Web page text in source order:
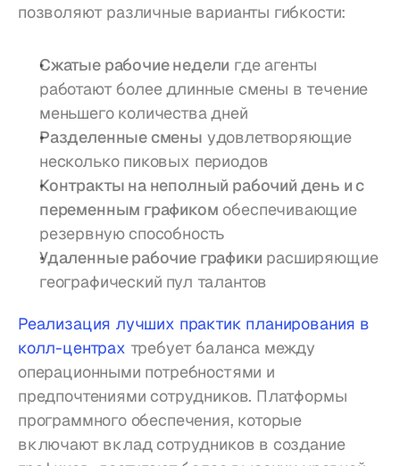
позволяют различные варианты гибкости:
Сжатыe рабочие недели где агенты
работают более длинные смены в течение
меньшего количества дней
Разделенные смены удовлетворяющие
несколько пиковых периодов
Контракты на неполный рабочий день и с
переменным графиком обеспечивающие
резервную способность
Удаленные рабочие графики расширяющие
географический пул талантов
Реализация лучших практик планирования в
колл-центрах требует баланса между
операционными потребностями и
предпочтениями сотрудников. Платформы
программного обеспечения, которые
включают вклад сотрудников в создание